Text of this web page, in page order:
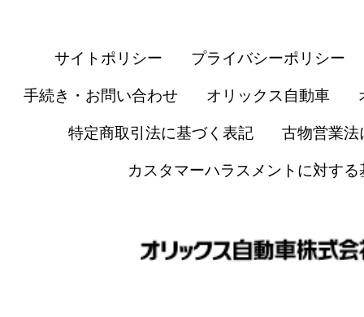
サイトポリシー プライバシーポリシー
手続き・お問い合わせ オリックス自動車
特定商取引法に基づく表記 古物営業法
カスタマーハラスメントに対する